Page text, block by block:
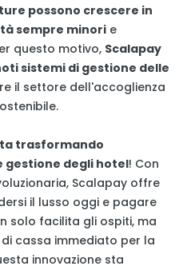
possono crescere in
sempre minori e
questo motivo, Scalapay
sistemi di gestione delle
il settore dell'accoglienza
trasformando
gestione degli hotel! Con
Scalapay offre
il lusso oggi e pagare
solo facilita gli ospiti, ma
cassa immediato per la
innovazione sta